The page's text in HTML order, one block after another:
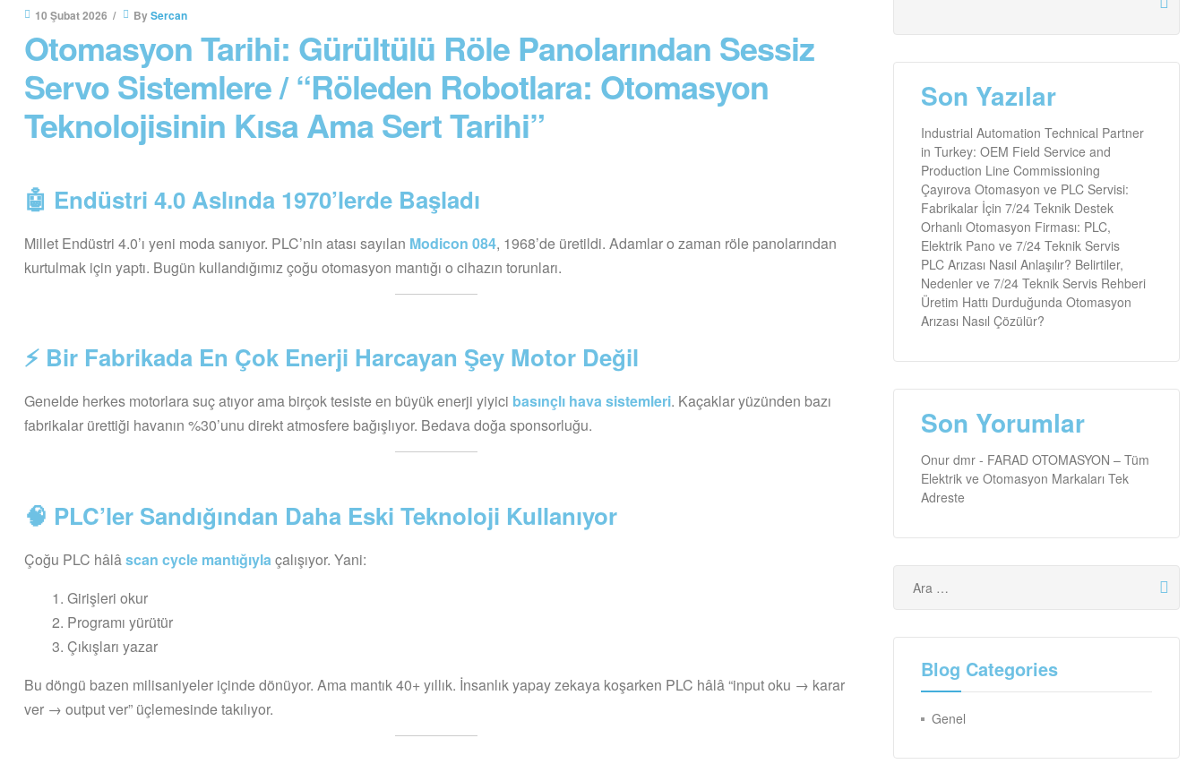
10 Şubat 2026 BySercan
Otomasyon Tarihi: Gürültülü Röle Panolarından Sessiz
Servo Sistemlere / “Röleden Robotlara: Otomasyon
Teknolojisinin Kısa Ama Sert Tarihi”
🤖 Endüstri 4.0 Aslında 1970’lerde Başladı
Millet Endüstri 4.0’ı yeni moda sanıyor. PLC’nin atası sayılan Modicon 084, 1968’de üretildi. Adamlar o zaman röle panolarından
kurtulmak için yaptı. Bugün kullandığımız çoğu otomasyon mantığı o cihazın torunları.
⚡ Bir Fabrikada En Çok Enerji Harcayan Şey Motor Değil
Genelde herkes motorlara suç atıyor ama birçok tesiste en büyük enerji yiyici basınçlı hava sistemleri. Kaçaklar yüzünden bazı
fabrikalar ürettiği havanın %30’unu direkt atmosfere bağışlıyor. Bedava doğa sponsorluğu.
🧠 PLC’ler Sandığından Daha Eski Teknoloji Kullanıyor
Çoğu PLC hâlâscan cycle mantığıylaçalışıyor. Yani:
Girişleri okur
Programı yürütür
Çıkışları yazar
Bu döngü bazen milisaniyeler içinde dönüyor. Ama mantık 40+ yıllık. İnsanlık yapay zekaya koşarken PLC hâlâ “input oku → karar
ver → output ver” üçlemesinde takılıyor.
Son Yazılar
Industrial Automation Technical Partner
in Turkey: OEM Field Service and
Production Line Commissioning
Çayırova Otomasyon ve PLC Servisi:
Fabrikalar İçin 7/24 Teknik Destek
Orhanlı Otomasyon Firması: PLC,
Elektrik Pano ve 7/24 Teknik Servis
PLC Arızası Nasıl Anlaşılır? Belirtiler,
Nedenler ve 7/24 Teknik Servis Rehberi
Üretim Hattı Durduğunda Otomasyon
Arızası Nasıl Çözülür?
Son Yorumlar
Onur dmr - FARAD OTOMASYON – Tüm
Elektrik ve Otomasyon Markaları Tek
Adreste
Blog Categories
Genel